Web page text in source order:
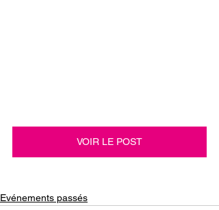
VOIR LE POST
Evénements passés